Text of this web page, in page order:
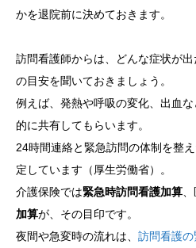
かを退院前に決めておきます。
訪問看護師からは、どんな症状が
の目安を聞いておきましょう。
例えば、発熱や呼吸の変化、出血
的に共有してもらいます。
24時間連絡と緊急訪問の体制を整
定しています（厚生労働省）。
介護保険では緊急時訪問看護加算
加算が、その目印です。
夜間や急変時の流れは、 訪問看護